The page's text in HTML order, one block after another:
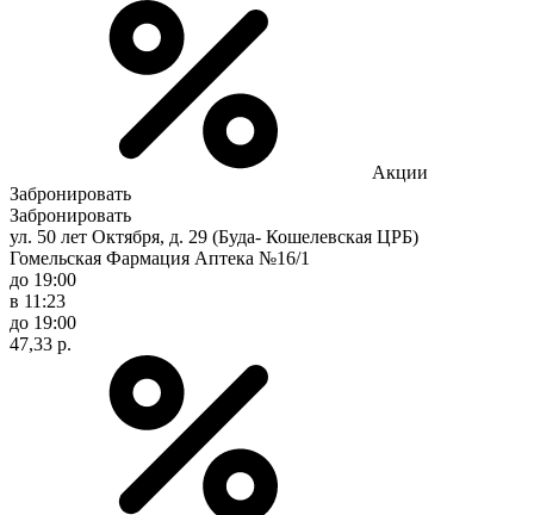
Акции
Забронировать
Забронировать
ул. 50 лет Октября, д. 29 (Буда- Кошелевская ЦРБ)
Гомельская Фармация Аптека №16/1
до 19:00
в 11:23
до 19:00
47,33 р.